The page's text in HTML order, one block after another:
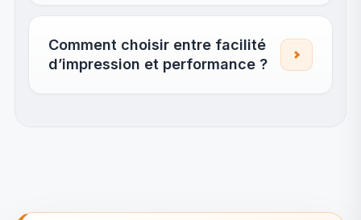
Comment choisir entre facilité
d’impression et performance ?